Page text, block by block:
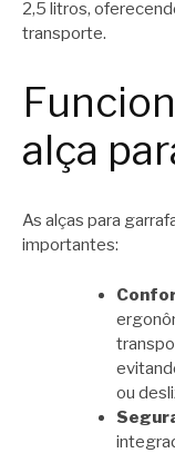
2,5 litros,
transporte.
alça
As alças para
importantes:
ou